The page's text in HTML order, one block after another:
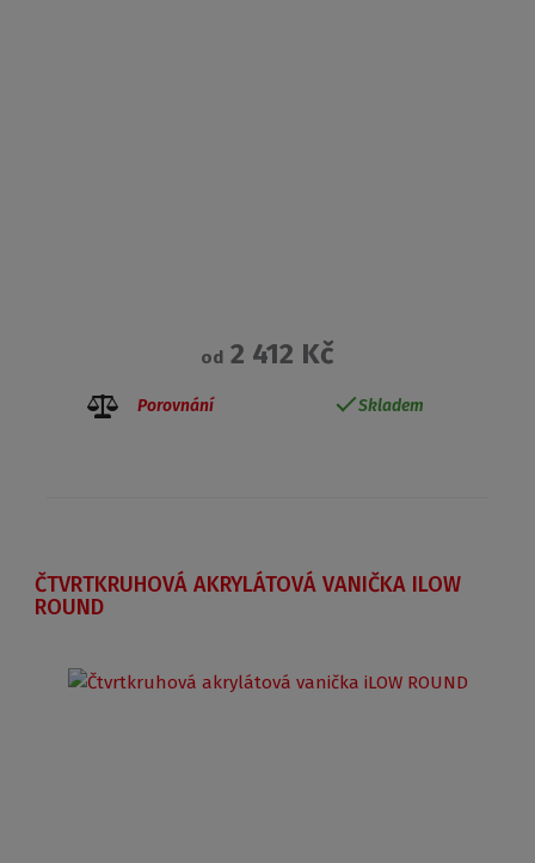
od 2 412 Kč
Porovnání Skladem
ČTVRTKRUHOVÁ AKRYLÁTOVÁ VANIČKA ILOW
ROUND